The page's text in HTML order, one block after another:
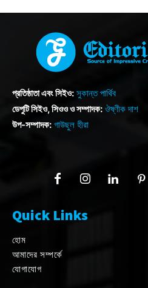
প্রতিষ্ঠাতা এবং সিইও: সুকান্ত পার্থিব
ডেপুটি সিইও, সিওও ও সম্পাদক: ঔষ্ণীক দাশ
উপ-সম্পাদক: গাউছুল হীরা
Quick Links
হোম
আমাদের সম্পর্কে
যোগাযোগ